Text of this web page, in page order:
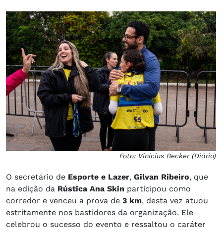
Foto: Vinicius Becker (Diário)
O secretário de Esporte e Lazer, Gilvan Ribeiro, que
na edição da Rústica Ana Skin participou como
corredor e venceu a prova de 3 km, desta vez atuou
estritamente nos bastidores da organização. Ele
celebrou o sucesso do evento e ressaltou o caráter